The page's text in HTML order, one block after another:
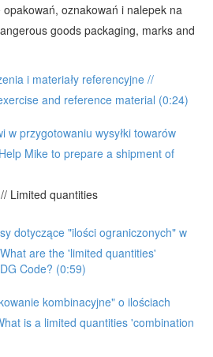
oznakowań i nalepek na
goods packaging, marks and
i materiały referencyjne //
and reference material (0:24)
w przygotowaniu wysyłki towarów
Mike to prepare a shipment of
Limited quantities
dotyczące "ilości ograniczonych" w
are the 'limited quantities'
Code? (0:59)
kombinacyjne" o ilościach
is a limited quantities 'combination